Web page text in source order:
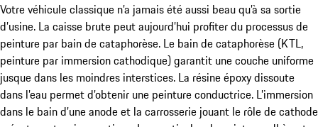
Votre véhicule classique n’a jamais été aussi beau qu’à sa sortie
d’usine. La caisse brute peut aujourd’hui profiter du processus de
peinture par bain de cataphorèse. Le bain de cataphorèse (KTL,
peinture par immersion cathodique) garantit une couche uniforme
jusque dans les moindres interstices. La résine époxy dissoute
dans l’eau permet d’obtenir une peinture conductrice. L’immersion
dans le bain d’une anode et la carrosserie jouant le rôle de cathode